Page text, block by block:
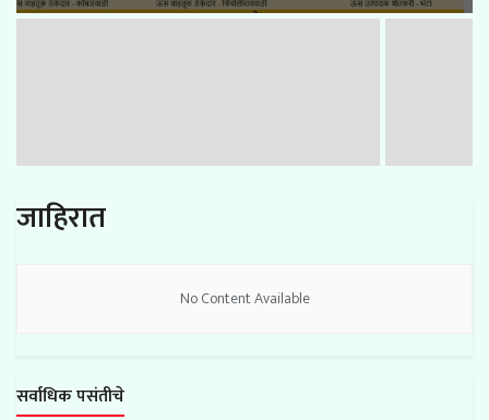
जाहिरात
No Content Available
सर्वाधिक पसंतीचे